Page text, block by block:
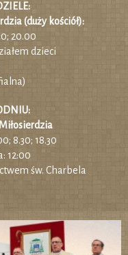
(duży kościół):
20.00
dzieci
8.30; 18.30
12:00
św. Charbela